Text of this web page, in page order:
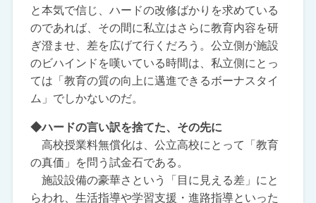
と本気で信じ、ハードの改修ばかりを求めている
のであれば、その間に私立はさらに教育内容を研
ぎ澄ませ、差を広げて行くだろう。公立側が施設
のビハインドを嘆いている時間は、私立側にとっ
ては「教育の質の向上に邁進できるボーナスタイ
ム」でしかないのだ。
◆ハードの言い訳を捨てた、その先に
高校授業料無償化は、公立高校にとって「教育
の真価」を問う試金石である。
施設設備の豪華さという「目に見える差」にと
らわれ、生活指導や学習支援・進路指導といった